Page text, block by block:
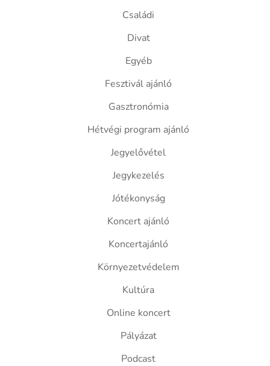
Családi
Divat
Egyéb
Fesztivál ajánló
Gasztronómia
Hétvégi program ajánló
Jegyelővétel
Jegykezelés
Jótékonyság
Koncert ajánló
Koncertajánló
Környezetvédelem
Kultúra
Online koncert
Pályázat
Podcast